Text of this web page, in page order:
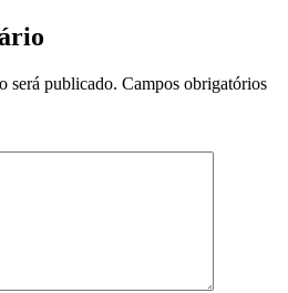
será publicado. Campos obrigatórios